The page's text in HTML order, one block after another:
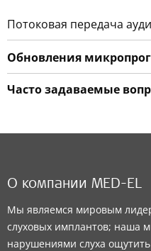
Потоковая передача
Обновления
Часто задаваемые
О компании MED-EL
Мы являемся мировым
слуховых имплантов; наша
нарушениями слуха ощутить